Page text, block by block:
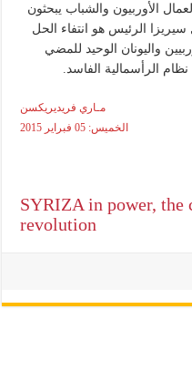
الأوربيون والشباب يبحثون
الرئيس هو انتفاء الحل
واليونان الوحيد للمضي
الرأسمالية الفاسد.
مـاري فريديريكسن
الخميس: 05 فبراير 2015
SYRIZA in power, the
revolution